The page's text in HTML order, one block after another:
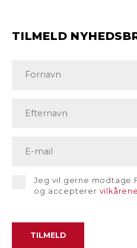
TILMELD
Jeg vil gerne modtage
og accepterer